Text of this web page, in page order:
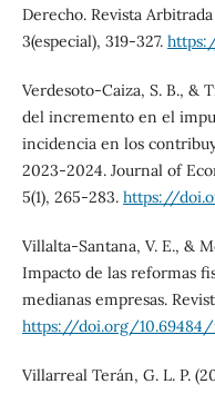
Derecho. Revista
3(especial), 319-327.
Verdesoto-Caiza, S. B., &
del incremento en el
incidencia en los
2023-2024. Journal of
5(1), 265-283. https://
Villalta-Santana, V. E., &
Impacto de las reformas
medianas empresas.
https://doi.org/
Villarreal Terán, G. L. P.